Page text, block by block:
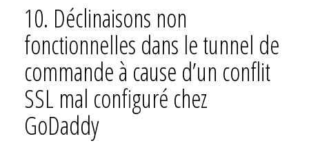
10. Déclinaisons non
fonctionnelles dans le tunnel de
commande à cause d’un conflit
SSL mal configuré chez
GoDaddy